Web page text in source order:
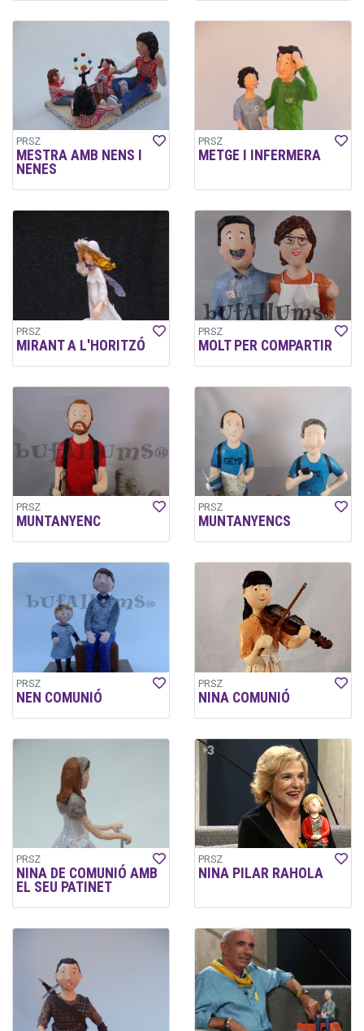
PRSZ
MESTRA AMB NENS I
NENES
PRSZ
METGE I INFERMERA
PRSZ
MIRANT A L'HORITZÓ
PRSZ
MOLT PER COMPARTIR
PRSZ
MUNTANYENC
PRSZ
MUNTANYENCS
PRSZ
NEN COMUNIÓ
PRSZ
NINA COMUNIÓ
PRSZ
NINA DE COMUNIÓ AMB
EL SEU PATINET
PRSZ
NINA PILAR RAHOLA